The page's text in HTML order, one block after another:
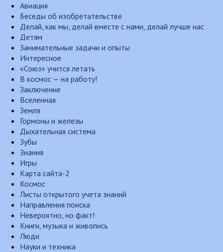
Авиация
Беседы об изобретательстве
Делай, как мы, делай вместе с нами, делай лучше нас
Детям
Занимательные задачи и опыты
Интересное
«Союз» учится летать
В космос — на работу!
Заключение
Вселенная
Земля
Гормоны и железы
Дыхательная система
Зубы
Знания
Игры
Карта сайта-2
Космос
Листы открытого учета знаний
Направления поиска
Невероятно, но факт!
Книги, музыка и живопись
Люди
Науки и техника